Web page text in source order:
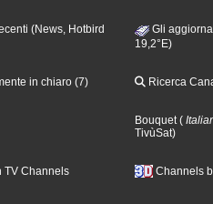
(News, Hotbird
Gli
19,2°E)
in chiaro (7) Ricerca
Bouquet (
TivùSat)
TV Channels Channels